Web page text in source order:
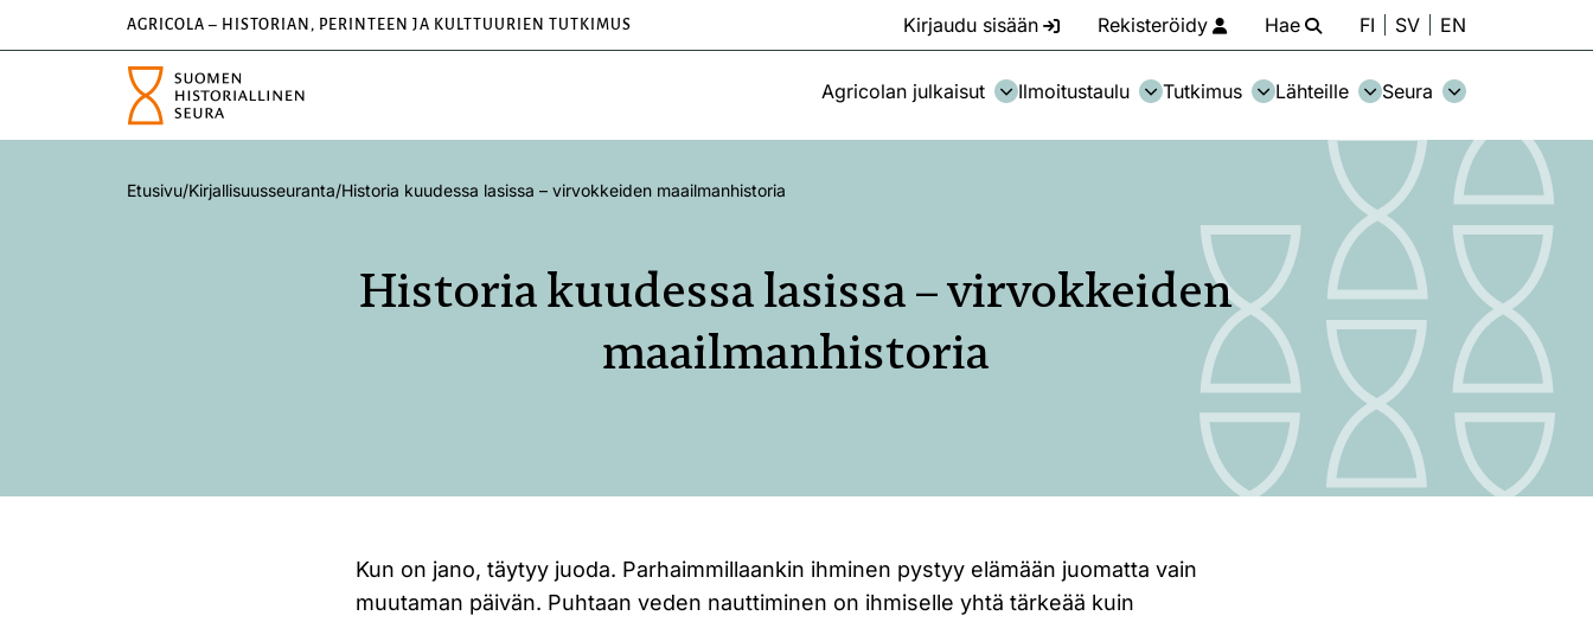
AGRICOLA – HISTORIAN, PERINTEEN JA KULTTUURIEN TUTKIMUS Kirjaudu sisään Rekisteröidy Hae FI SV EN
Agricolan julkaisut Ilmoitustaulu Tutkimus Lähteille Seura
Etusivu/Kirjallisuusseuranta/Historia kuudessa lasissa – virvokkeiden maailmanhistoria
Historia kuudessa lasissa – virvokkeiden
maailmanhistoria
Kun on jano, täytyy juoda. Parhaimmillaankin ihminen pystyy elämään juomatta vain
muutaman päivän. Puhtaan veden nauttiminen on ihmiselle yhtä tärkeää kuin